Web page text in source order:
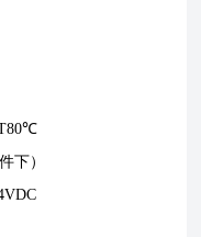
件下）